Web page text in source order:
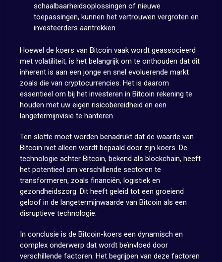
schaalbaarheidsoplossingen of nieuwe
toepassingen, kunnen het vertrouwen vergroten en
investeerders aantrekken.
Hoewel de koers van Bitcoin vaak wordt geassocieerd
met volatiliteit, is het belangrijk om te onthouden dat dit
inherent is aan een jonge en snel evoluerende markt
zoals die van cryptocurrencies. Het is daarom
essentieel om bij het investeren in Bitcoin rekening te
houden met uw eigen risicobereidheid en een
langetermijnvisie te hanteren.
Ten slotte moet worden benadrukt dat de waarde van
Bitcoin niet alleen wordt bepaald door zijn koers. De
technologie achter Bitcoin, bekend als blockchain, heeft
het potentieel om verschillende sectoren te
transformeren, zoals financiën, logistiek en
gezondheidszorg. Dit heeft geleid tot een groeiend
geloof in de langetermijnwaarde van Bitcoin als een
disruptieve technologie.
In conclusie is de Bitcoin-koers een dynamisch en
complex onderwerp dat wordt beïnvloed door
verschillende factoren. Het begrijpen van deze factoren